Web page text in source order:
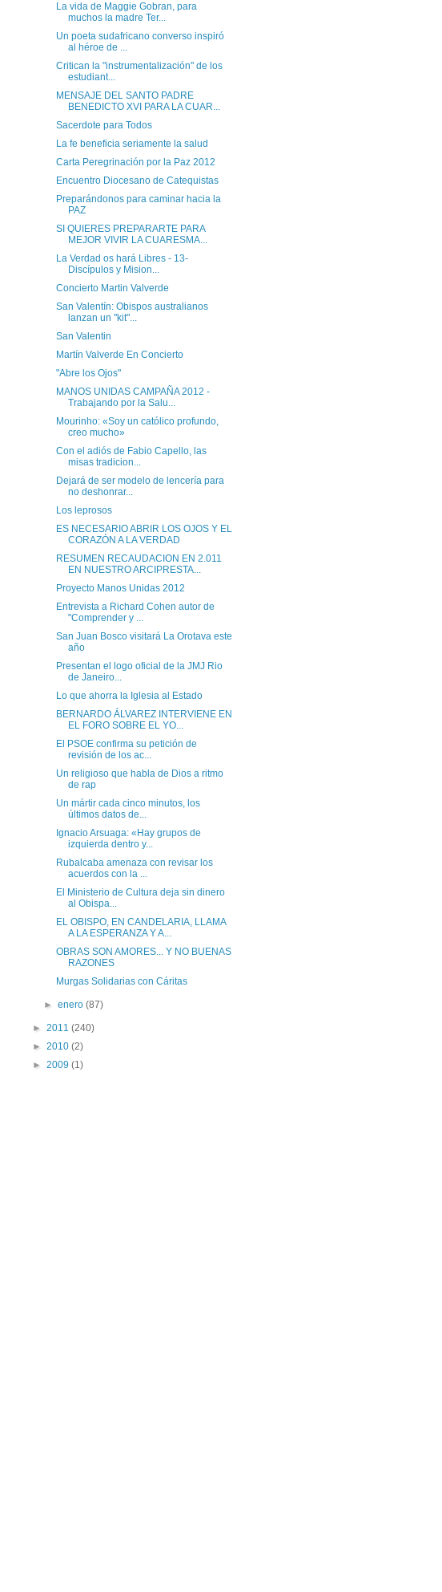
La vida de Maggie Gobran, para
muchos la madre Ter...
Un poeta sudafricano converso inspiró
al héroe de ...
Critican la "instrumentalización" de los
estudiant...
MENSAJE DEL SANTO PADRE
BENEDICTO XVI PARA LA CUAR...
Sacerdote para Todos
La fe beneficia seriamente la salud
Carta Peregrinación por la Paz 2012
Encuentro Diocesano de Catequistas
Preparándonos para caminar hacia la
PAZ
SI QUIERES PREPARARTE PARA
MEJOR VIVIR LA CUARESMA...
La Verdad os hará Libres - 13-
Discípulos y Mision...
Concierto Martin Valverde
San Valentín: Obispos australianos
lanzan un "kit"...
San Valentin
Martín Valverde En Concierto
"Abre los Ojos"
MANOS UNIDAS CAMPAÑA 2012 -
Trabajando por la Salu...
Mourinho: «Soy un católico profundo,
creo mucho»
Con el adiós de Fabio Capello, las
misas tradicion...
Dejará de ser modelo de lencería para
no deshonrar...
Los leprosos
ES NECESARIO ABRIR LOS OJOS Y EL
CORAZÓN A LA VERDAD
RESUMEN RECAUDACION EN 2.011
EN NUESTRO ARCIPRESTA...
Proyecto Manos Unidas 2012
Entrevista a Richard Cohen autor de
"Comprender y ...
San Juan Bosco visitará La Orotava este
año
Presentan el logo oficial de la JMJ Rio
de Janeiro...
Lo que ahorra la Iglesia al Estado
BERNARDO ÁLVAREZ INTERVIENE EN
EL FORO SOBRE EL YO...
El PSOE confirma su petición de
revisión de los ac...
Un religioso que habla de Dios a ritmo
de rap
Un mártir cada cinco minutos, los
últimos datos de...
Ignacio Arsuaga: «Hay grupos de
izquierda dentro y...
Rubalcaba amenaza con revisar los
acuerdos con la ...
El Ministerio de Cultura deja sin dinero
al Obispa...
EL OBISPO, EN CANDELARIA, LLAMA
A LA ESPERANZA Y A...
OBRAS SON AMORES... Y NO BUENAS
RAZONES
Murgas Solidarias con Cáritas
►enero(87)
► 2011 (240)
► 2010 (2)
► 2009 (1)